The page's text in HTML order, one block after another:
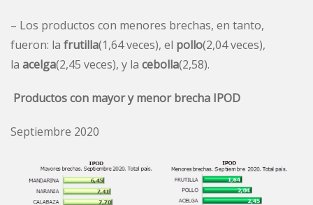
– Los productos con menores brechas, en tanto,
fueron: la frutilla(1,64 veces), el pollo(2,04 veces),
la acelga(2,45 veces), y la cebolla(2,58).
Productos con mayor y menor brecha IPOD
Septiembre 2020